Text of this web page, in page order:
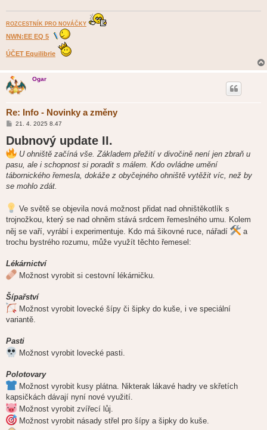
ROZCESTNÍK PRO NOVÁČKY
NWN:EE EQ 5
ÚČET Equilibrie
Ogar
Re: Info - Novinky a změny
P
í
s
p
ě
v
e
k
21. 4. 2025 8.47
Dubnový update II.
U ohniště začíná vše. Základem přežití v divočině není jen zbraň u
pasu, ale i schopnost si poradit s málem. Kdo ovládne umění
tábornického řemesla, dokáže z obyčejného ohniště vytěžit víc, než by
se mohlo zdát.
Ve světě se objevila nová možnost přidat nad ohništěkotlík s
trojnožkou, který se nad ohněm stává srdcem řemeslného umu. Kolem
něj se vaří, vyrábí i experimentuje. Kdo má šikovné ruce, nářadí
a
trochu bystrého rozumu, může využít těchto řemesel:
Lékárnictví
Možnost vyrobit si cestovní lékárničku.
Šípařství
Možnost vyrobit lovecké šípy či šipky do kuše, i ve speciální
variantě.
Pasti
Možnost vyrobit lovecké pasti.
Polotovary
Možnost vyrobit kusy plátna. Nikterak lákavé hadry ve skřetích
kapsičkách dávají nyní nové využití.
Možnost vyrobit zvířecí lůj.
Možnost vyrobit násady střel pro šípy a šipky do kuše.